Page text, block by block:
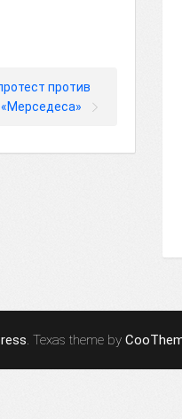
против
«Мерседеса»
. Texas theme by